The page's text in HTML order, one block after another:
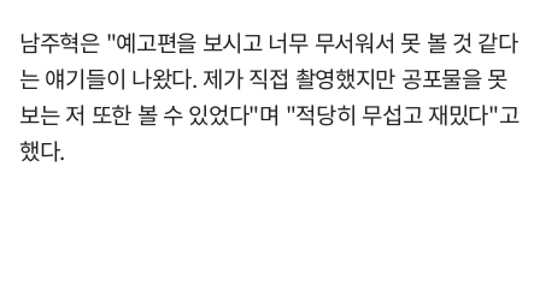
남주혁은 "예고편을 보시고 너무 무서워서 못 볼 것 같다
는 얘기들이 나왔다. 제가 직접 촬영했지만 공포물을 못
보는 저 또한 볼 수 있었다"며 "적당히 무섭고 재밌다"고
했다.